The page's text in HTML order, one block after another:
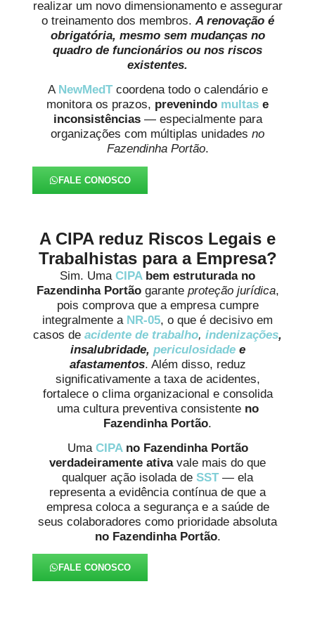
realizar um novo dimensionamento e assegurar
o treinamento dos membros. A renovação é
obrigatória, mesmo sem mudanças no
quadro de funcionários ou nos riscos
existentes.
A NewMedT coordena todo o calendário e
monitora os prazos, prevenindo multas e
inconsistências— especialmente para
organizações com múltiplas unidades no
Fazendinha Portão.
FALE CONOSCO
A CIPA reduz Riscos Legais e
Trabalhistas para a Empresa?
Sim. Uma CIPAbem estruturada no
Fazendinha Portãogarante proteção jurídica,
pois comprova que a empresa cumpre
integralmente a NR-05, o que é decisivo em
casos de acidente de trabalho, indenizações,
insalubridade, periculosidadee
afastamentos. Além disso, reduz
significativamente a taxa de acidentes,
fortalece o clima organizacional e consolida
uma cultura preventiva consistente no
Fazendinha Portão.
Uma CIPAno Fazendinha Portão
verdadeiramente ativavale mais do que
qualquer ação isolada de SST— ela
representa a evidência contínua de que a
empresa coloca a segurança e a saúde de
seus colaboradores como prioridade absoluta
no Fazendinha Portão.
FALE CONOSCO